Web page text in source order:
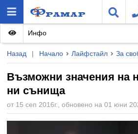
Назад | Начало Лайфстайл За
Възможни значения на
ни сънища
от 15 сеп 2016г., обновено на 01 юни
Инфо